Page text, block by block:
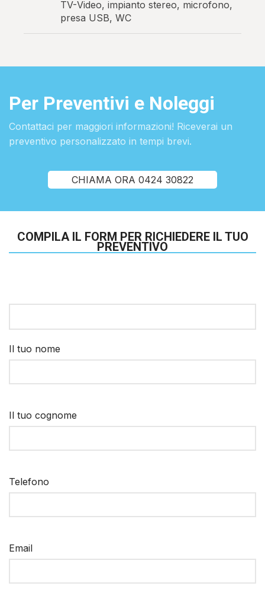
TV-Video, impianto stereo, microfono,
presa USB, WC
Per Preventivi e Noleggi
Contattaci per maggiori informazioni! Riceverai un
preventivo personalizzato in tempi brevi.
CHIAMA ORA 0424 30822
COMPILA IL FORM PER RICHIEDERE IL TUO
PREVENTIVO
Il tuo nome
Il tuo cognome
Telefono
Email